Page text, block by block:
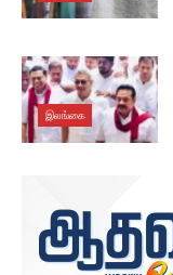
இலங்கை